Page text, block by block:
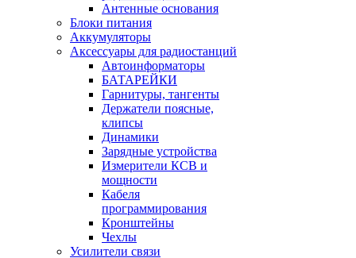
Антенные основания
Блоки питания
Аккумуляторы
Аксессуары для радиостанций
Автоинформаторы
БАТАРЕЙКИ
Гарнитуры, тангенты
Держатели поясные,
клипсы
Динамики
Зарядные устройства
Измерители КСВ и
мощности
Кабеля
программирования
Кронштейны
Чехлы
Усилители связи